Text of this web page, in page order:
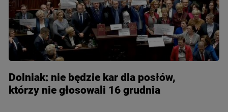
Dolniak: nie będzie kar dla posłów,
którzy nie głosowali 16 grudnia